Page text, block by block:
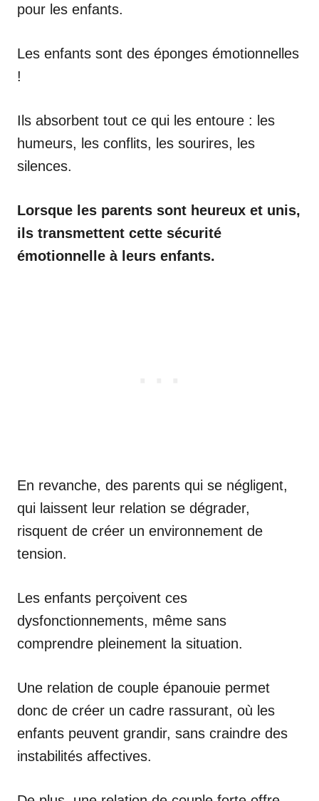
pour les enfants.
Les enfants sont des éponges émotionnelles
!
Ils absorbent tout ce qui les entoure : les
humeurs, les conflits, les sourires, les
silences.
Lorsque les parents sont heureux et unis,
ils transmettent cette sécurité
émotionnelle à leurs enfants.
En revanche, des parents qui se négligent,
qui laissent leur relation se dégrader,
risquent de créer un environnement de
tension.
Les enfants perçoivent ces
dysfonctionnements, même sans
comprendre pleinement la situation.
Une relation de couple épanouie permet
donc de créer un cadre rassurant, où les
enfants peuvent grandir, sans craindre des
instabilités affectives.